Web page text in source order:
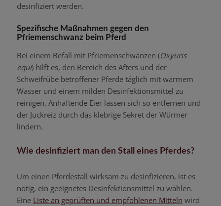
desinfiziert werden.
Spezifische Maßnahmen gegen den
Pfriemenschwanz beim Pferd
Bei einem Befall mit Pfriemenschwänzen (Oxyuris
equi) hilft es, den Bereich des Afters und der
Schweifrübe betroffener Pferde täglich mit warmem
Wasser und einem milden Desinfektionsmittel zu
reinigen. Anhaftende Eier lassen sich so entfernen und
der Juckreiz durch das klebrige Sekret der Würmer
lindern.
Wie desinfiziert man den Stall eines Pferdes?
Um einen Pferdestall wirksam zu desinfizieren, ist es
nötig, ein geeignetes Desinfektionsmittel zu wählen.
Eine Liste an geprüften und empfohlenen Mitteln wird